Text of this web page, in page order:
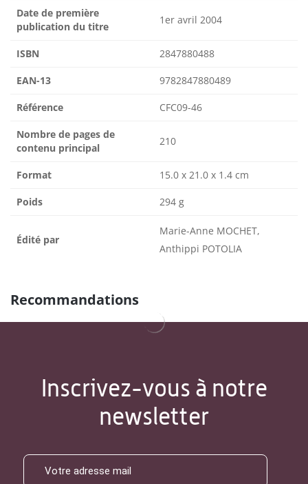
Date de première
publication du titre
1er avril 2004
ISBN 2847880488
EAN-13 9782847880489
Référence CFC09-46
Nombre de pages de
contenu principal
210
Format 15.0 x 21.0 x 1.4 cm
Poids 294 g
Édité par
Marie-Anne MOCHET,
Anthippi POTOLIA
Recommandations
Inscrivez-vous à notre
newsletter